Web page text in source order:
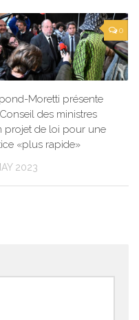
0
Moretti présente
des ministres
projet de loi pour une
«plus rapide»
2023